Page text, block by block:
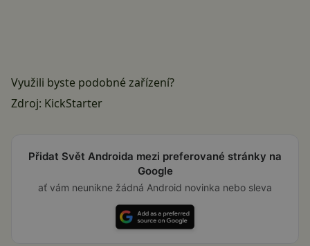
Využili byste podobné zařízení?
Zdroj: KickStarter
Přidat Svět Androida mezi preferované stránky na
Google
ať vám neunikne žádná Android novinka nebo sleva